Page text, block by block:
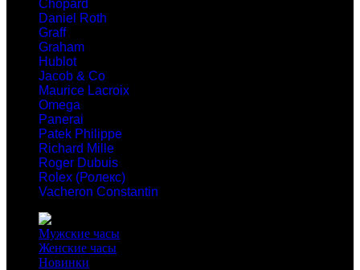
Chopard
Daniel Roth
Graff
Graham
Hublot
Jacob & Co
Maurice Lacroix
Omega
Panerai
Patek Philippe
Richard Mille
Roger Dubuis
Rolex (Ролекс)
Vacheron Constantin
Мужские часы
Женские часы
Новинки